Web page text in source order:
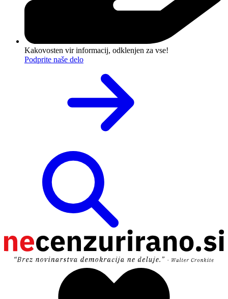
Kakovosten vir informacij, odklenjen za vse!
Podprite naše delo